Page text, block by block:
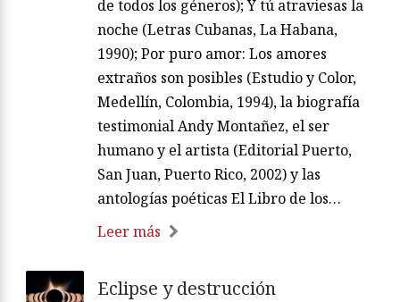
de todos los géneros); Y tú atraviesas la
noche (Letras Cubanas, La Habana,
1990); Por puro amor: Los amores
extraños son posibles (Estudio y Color,
Medellín, Colombia, 1994), la biografía
testimonial Andy Montañez, el ser
humano y el artista (Editorial Puerto,
San Juan, Puerto Rico, 2002) y las
antologías poéticas El Libro de los…
Leer más
Eclipse y destrucción